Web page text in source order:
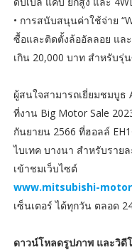
• การสนับสนุนค่าใช้จ่าย
ซื้อและติดตั้งล้ออัลลอย แล
เกิน 20,000 บาท สำหรับรุ่
ผู้สนใจสามารถเยี่ยมชมบูธ
ที่งาน Big Motor Sale
กันยายน 2566 ที่ฮอลล์
ไบเทค บางนา สำหรับราย
เข้าชมเว็บไซต์
www.mitsubishi-
เซ็นเตอร์ ได้ทุกวัน ตลอด
ดาวน์โหลดรูปภาพ และวิ